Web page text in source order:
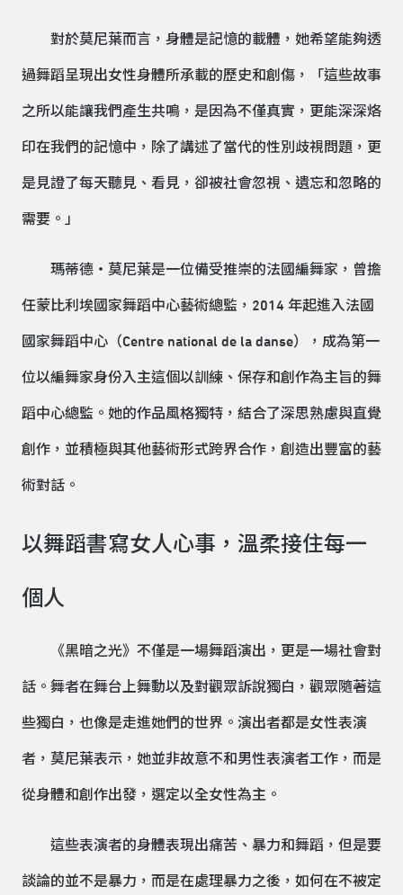
對於莫尼葉而言，身體是記憶的載體，她希望能夠透
過舞蹈呈現出女性身體所承載的歷史和創傷，「這些故事
之所以能讓我們產生共鳴，是因為不僅真實，更能深深烙
印在我們的記憶中，除了講述了當代的性別歧視問題，更
是見證了每天聽見、看見，卻被社會忽視、遺忘和忽略的
需要。」
瑪蒂德・莫尼葉是一位備受推崇的法國編舞家，曾擔
任蒙比利埃國家舞蹈中心藝術總監，2014 年起進入法國
國家舞蹈中心（Centre national de la danse），成為第一
位以編舞家身份入主這個以訓練、保存和創作為主旨的舞
蹈中心總監。她的作品風格獨特，結合了深思熟慮與直覺
創作，並積極與其他藝術形式跨界合作，創造出豐富的藝
術對話。
以舞蹈書寫女人心事，溫柔接住每一
個人
《黑暗之光》不僅是一場舞蹈演出，更是一場社會對
話。舞者在舞台上舞動以及對觀眾訴說獨白，觀眾隨著這
些獨白，也像是走進她們的世界。演出者都是女性表演
者，莫尼葉表示，她並非故意不和男性表演者工作，而是
從身體和創作出發，選定以全女性為主。
這些表演者的身體表現出痛苦、暴力和舞蹈，但是要
談論的並不是暴力，而是在處理暴力之後，如何在不被定